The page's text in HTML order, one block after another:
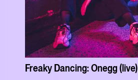
Freaky Dancing: Onegg (live)